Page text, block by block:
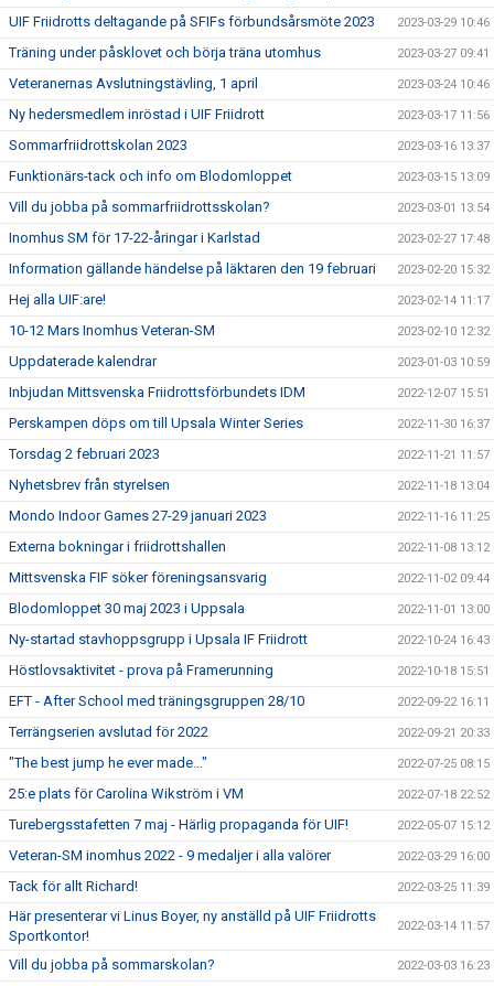
UIF Friidrotts deltagande på SFIFs förbundsårsmöte 2023 2023-03-29 10:46
Träning under påsklovet och börja träna utomhus 2023-03-27 09:41
Veteranernas Avslutningstävling, 1 april 2023-03-24 10:46
Ny hedersmedlem inröstad i UIF Friidrott 2023-03-17 11:56
Sommarfriidrottskolan 2023 2023-03-16 13:37
Funktionärs-tack och info om Blodomloppet 2023-03-15 13:09
Vill du jobba på sommarfriidrottsskolan? 2023-03-01 13:54
Inomhus SM för 17-22-åringar i Karlstad 2023-02-27 17:48
Information gällande händelse på läktaren den 19 februari 2023-02-20 15:32
Hej alla UIF:are! 2023-02-14 11:17
10-12 Mars Inomhus Veteran-SM 2023-02-10 12:32
Uppdaterade kalendrar 2023-01-03 10:59
Inbjudan Mittsvenska Friidrottsförbundets IDM 2022-12-07 15:51
Perskampen döps om till Upsala Winter Series 2022-11-30 16:37
Torsdag 2 februari 2023 2022-11-21 11:57
Nyhetsbrev från styrelsen 2022-11-18 13:04
Mondo Indoor Games 27-29 januari 2023 2022-11-16 11:25
Externa bokningar i friidrottshallen 2022-11-08 13:12
Mittsvenska FIF söker föreningsansvarig 2022-11-02 09:44
Blodomloppet 30 maj 2023 i Uppsala 2022-11-01 13:00
Ny-startad stavhoppsgrupp i Upsala IF Friidrott 2022-10-24 16:43
Höstlovsaktivitet - prova på Framerunning 2022-10-18 15:51
EFT - After School med träningsgruppen 28/10 2022-09-22 16:11
Terrängserien avslutad för 2022 2022-09-21 20:33
"The best jump he ever made..." 2022-07-25 08:15
25:e plats för Carolina Wikström i VM 2022-07-18 22:52
Turebergsstafetten 7 maj - Härlig propaganda för UIF! 2022-05-07 15:12
Veteran-SM inomhus 2022 - 9 medaljer i alla valörer 2022-03-29 16:00
Tack för allt Richard! 2022-03-25 11:39
Här presenterar vi Linus Boyer, ny anställd på UIF Friidrotts
Sportkontor!
2022-03-14 11:57
Vill du jobba på sommarskolan? 2022-03-03 16:23